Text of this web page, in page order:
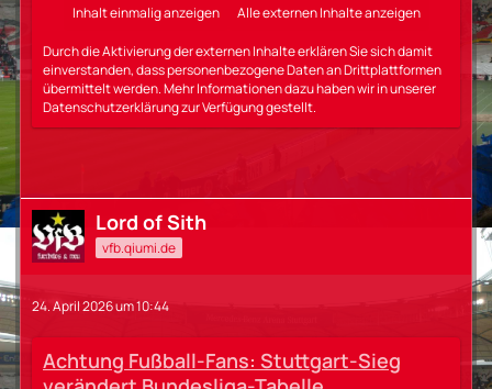
Inhalt einmalig anzeigen Alle externen Inhalte anzeigen
Durch die Aktivierung der externen Inhalte erklären Sie sich damit
einverstanden, dass personenbezogene Daten an Drittplattformen
übermittelt werden. Mehr Informationen dazu haben wir in unserer
Datenschutzerklärung zur Verfügung gestellt.
Lord of Sith
vfb.qiumi.de
24. April 2026 um 10:44
Achtung Fußball-Fans: Stuttgart-Sieg